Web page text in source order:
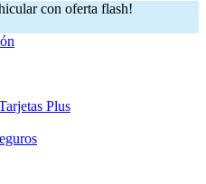
con oferta flash!
Plus